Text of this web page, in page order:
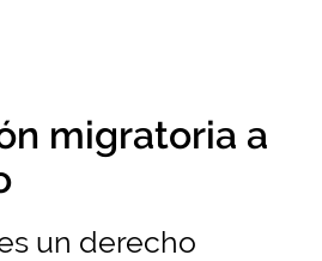
migratoria a
un derecho